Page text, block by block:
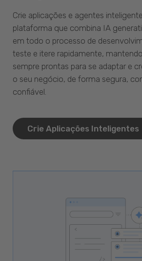
Crie aplicações e agentes
plataforma que combina IA
em todo o processo de
teste e itere rapidamente,
sempre prontas para se adaptar e
o seu negócio, de forma segura,
confiável.
Crie Aplicações Inteligentes